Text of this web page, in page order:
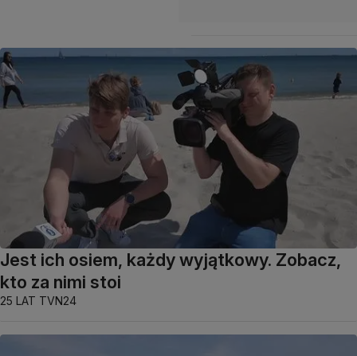
Jest ich osiem, każdy wyjątkowy. Zobacz,
kto za nimi stoi
25 LAT TVN24